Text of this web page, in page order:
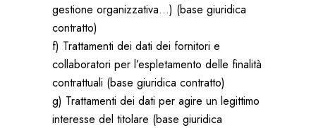
gestione organizzativa…) (base giuridica
contratto)
f) Trattamenti dei dati dei fornitori e
collaboratori per l’espletamento delle finalità
contrattuali (base giuridica contratto)
g) Trattamenti dei dati per agire un legittimo
interesse del titolare (base giuridica